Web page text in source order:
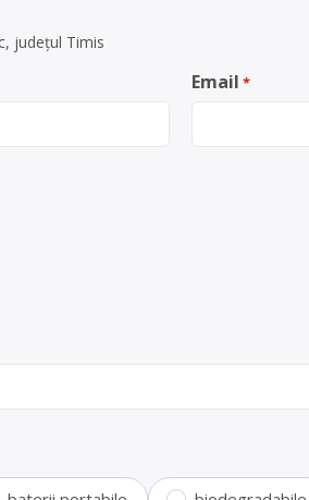
județul Timis
Email *